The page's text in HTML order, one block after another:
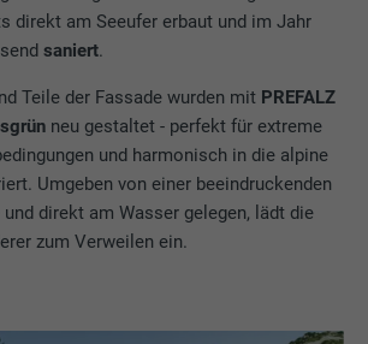
direkt am Seeufer erbaut und im Jahr
saniert.
Teile der Fassade wurden mit PREFALZ
neu gestaltet - perfekt für extreme
und harmonisch in die alpine
Umgeben von einer beeindruckenden
direkt am Wasser gelegen, lädt die
zum Verweilen ein.